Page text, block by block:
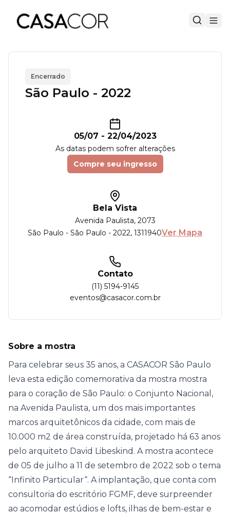
Encerrado
São Paulo - 2022
05/07 - 22/04/2023
As datas podem sofrer alterações
Compre seu ingresso
Bela Vista
Avenida Paulista, 2073
São Paulo - São Paulo - 2022, 1311940Ver Mapa
Contato
(11) 5194-9145
eventos@casacor.com.br
Sobre a mostra
Para celebrar seus 35 anos, a CASACOR São Paulo
leva esta edição comemorativa da mostra mostra
para o coração de São Paulo: o Conjunto Nacional,
na Avenida Paulista, um dos mais importantes
marcos arquitetônicos da cidade, com mais de
10.000 m2 de área construída, projetado há 63 anos
pelo arquiteto David Libeskind. A mostra acontece
de 05 de julho a 11 de setembro de 2022 sob o tema
“Infinito Particular“. A implantação, que conta com
consultoria do escritório FGMF, deve surpreender
ao acomodar estúdios e lofts, ilhas de bem-estar e